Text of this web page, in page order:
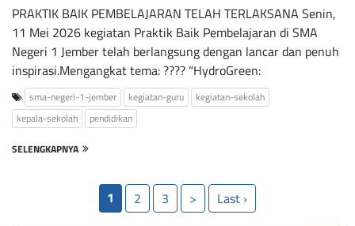
PRAKTIK BAIK PEMBELAJARAN TELAH TERLAKSANA Senin,
11 Mei 2026 kegiatan Praktik Baik Pembelajaran di SMA
Negeri 1 Jember telah berlangsung dengan lancar dan penuh
inspirasi.Mengangkat tema: ???? “HydroGreen:
sma-negeri-1-jember kegiatan-guru
kegiatan-sekolah
kepala-sekolah
pendidikan
SELENGKAPNYA
1 2 3 > Last ›